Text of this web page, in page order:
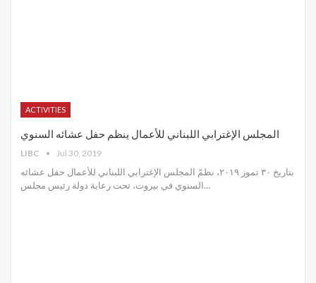
ACTIVITIES
المجلس الإغترابي اللبناني للأعمال ينظم حفل عشائه السنوي
LIBC Jul 30, 2019
بتاريخ ٣٠ تموز ٢٠١٩، نظمّ المجلس الإغترابي اللبناني للأعمال حفل عشائه
السنوي في بيروت، تحت رعاية دولة رئيس مجلس…